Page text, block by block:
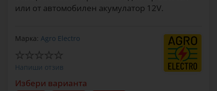
или от автомобилен акумулатор 12V.
Марка: Agro Electro
Напиши отзив
Избери варианта